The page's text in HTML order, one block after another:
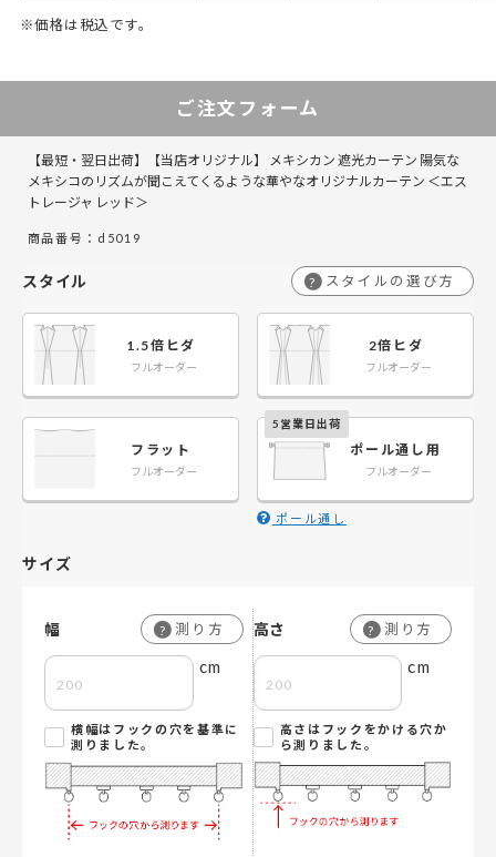
※価格は税込です。
141～200 ￥24,600 ￥49,200 ￥73,800 ￥98,400
201～260 ￥28,800
141～200 ￥16,400 ￥32,800 ￥49,200 ￥65,600
201～260 ￥19,200
ご注文フォーム
【最短・翌日出荷】【当店オリジナル】 メキシカン 遮光カーテン 陽気な
メキシコのリズムが聞こえてくるような華やなオリジナルカーテン ＜エス
トレージャ レッド＞
商品番号：d5019
スタイル ? スタイルの選び方
1.5倍ヒダ
フルオーダー
2倍ヒダ
フルオーダー
フラット
フルオーダー
ポール通し用
フルオーダー
ポール通し
サイズ
幅 ? 測り方
cm
横幅はフックの穴を基準に
測りました。
高さ ? 測り方
cm
高さはフックをかける穴か
ら測りました。